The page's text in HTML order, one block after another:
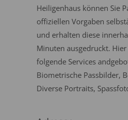
Heiligenhaus können Sie
offiziellen Vorgaben
und erhalten diese
Minuten ausgedruckt.
folgende Services
Biometrische Passbilder,
Diverse Portraits,